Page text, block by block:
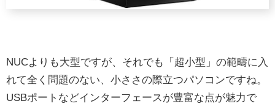
NUCよりも大型ですが、それでも「超小型」の範疇に入
れて全く問題のない、小ささの際立つパソコンですね。
USBポートなどインターフェースが豊富な点が魅力で